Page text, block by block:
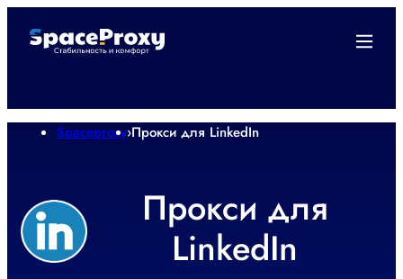
Spaceproxy›Прокси для LinkedIn
Прокси для
LinkedIn